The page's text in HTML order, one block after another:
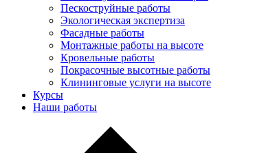
Пескоструйные работы
Экологическая экспертиза
Фасадные работы
Монтажные работы на высоте
Кровельные работы
Покрасочные высотные работы
Клининговые услуги на высоте
Курсы
Наши работы